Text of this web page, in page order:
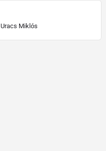
Uracs Miklós